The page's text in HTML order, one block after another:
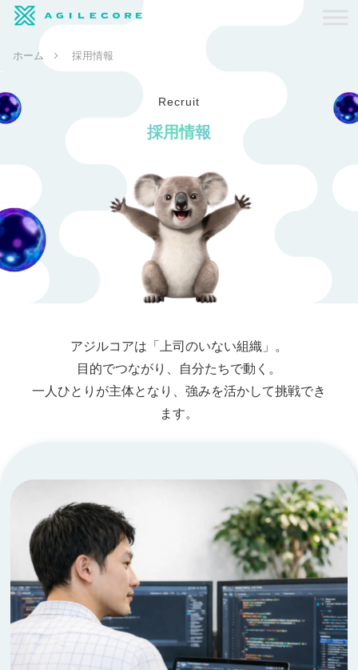
ホーム 採用情報
Recruit
採用情報
アジルコアは「上司のいない組織」。
目的でつながり、自分たちで動く。
一人ひとりが主体となり、強みを活かして挑戦でき
ます。